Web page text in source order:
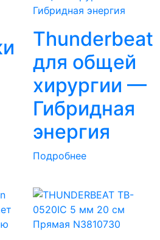
Thunderbeat
для общей
хирургии —
Гибридная
энергия
Подробнее